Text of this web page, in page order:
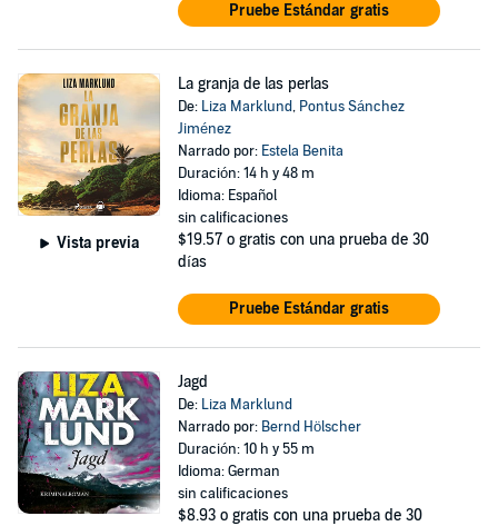
Pruebe Estándar gratis
Vista previa
La granja de las perlas
De: Liza Marklund, Pontus Sánchez
Jiménez
Narrado por: Estela Benita
Duración: 14 h y 48 m
Idioma: Español
sin calificaciones
$19.57 o gratis con una prueba de 30
días
Pruebe Estándar gratis
Jagd
De: Liza Marklund
Narrado por: Bernd Hölscher
Duración: 10 h y 55 m
Idioma: German
sin calificaciones
$8.93 o gratis con una prueba de 30